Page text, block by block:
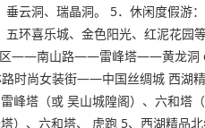
云洞、瑞晶洞。 5．休闲度假游
环喜乐城、金色阳光、红泥花园
——南山路——雷峰塔——黄龙洞
尚女装街——中国丝绸城 西湖精
峰塔（或 吴山城隍阁）、六和塔
）、六和塔、 虎跑 5、西湖精品